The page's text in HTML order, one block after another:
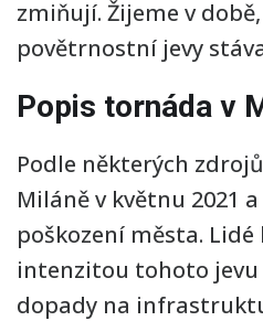
zmiňují. Žijeme v
povětrnostní jevy
Popis tornáda v
Podle některých
Miláně v květnu 2021
poškození města.
intenzitou tohoto jevu
dopady na